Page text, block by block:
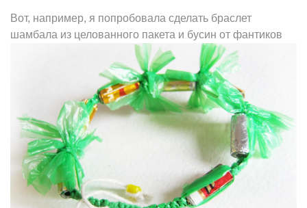
Вот, например, я попробовала сделать браслет
шамбала из целованного пакета и бусин от фантиков